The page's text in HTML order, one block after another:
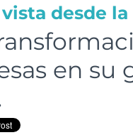
desde
en su